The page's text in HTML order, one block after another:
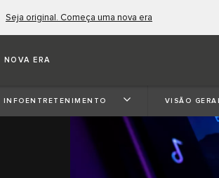
Seja original. Começa uma nova era
NOVA ERA
INFOENTRETENIMENTO VISÃO GERAL